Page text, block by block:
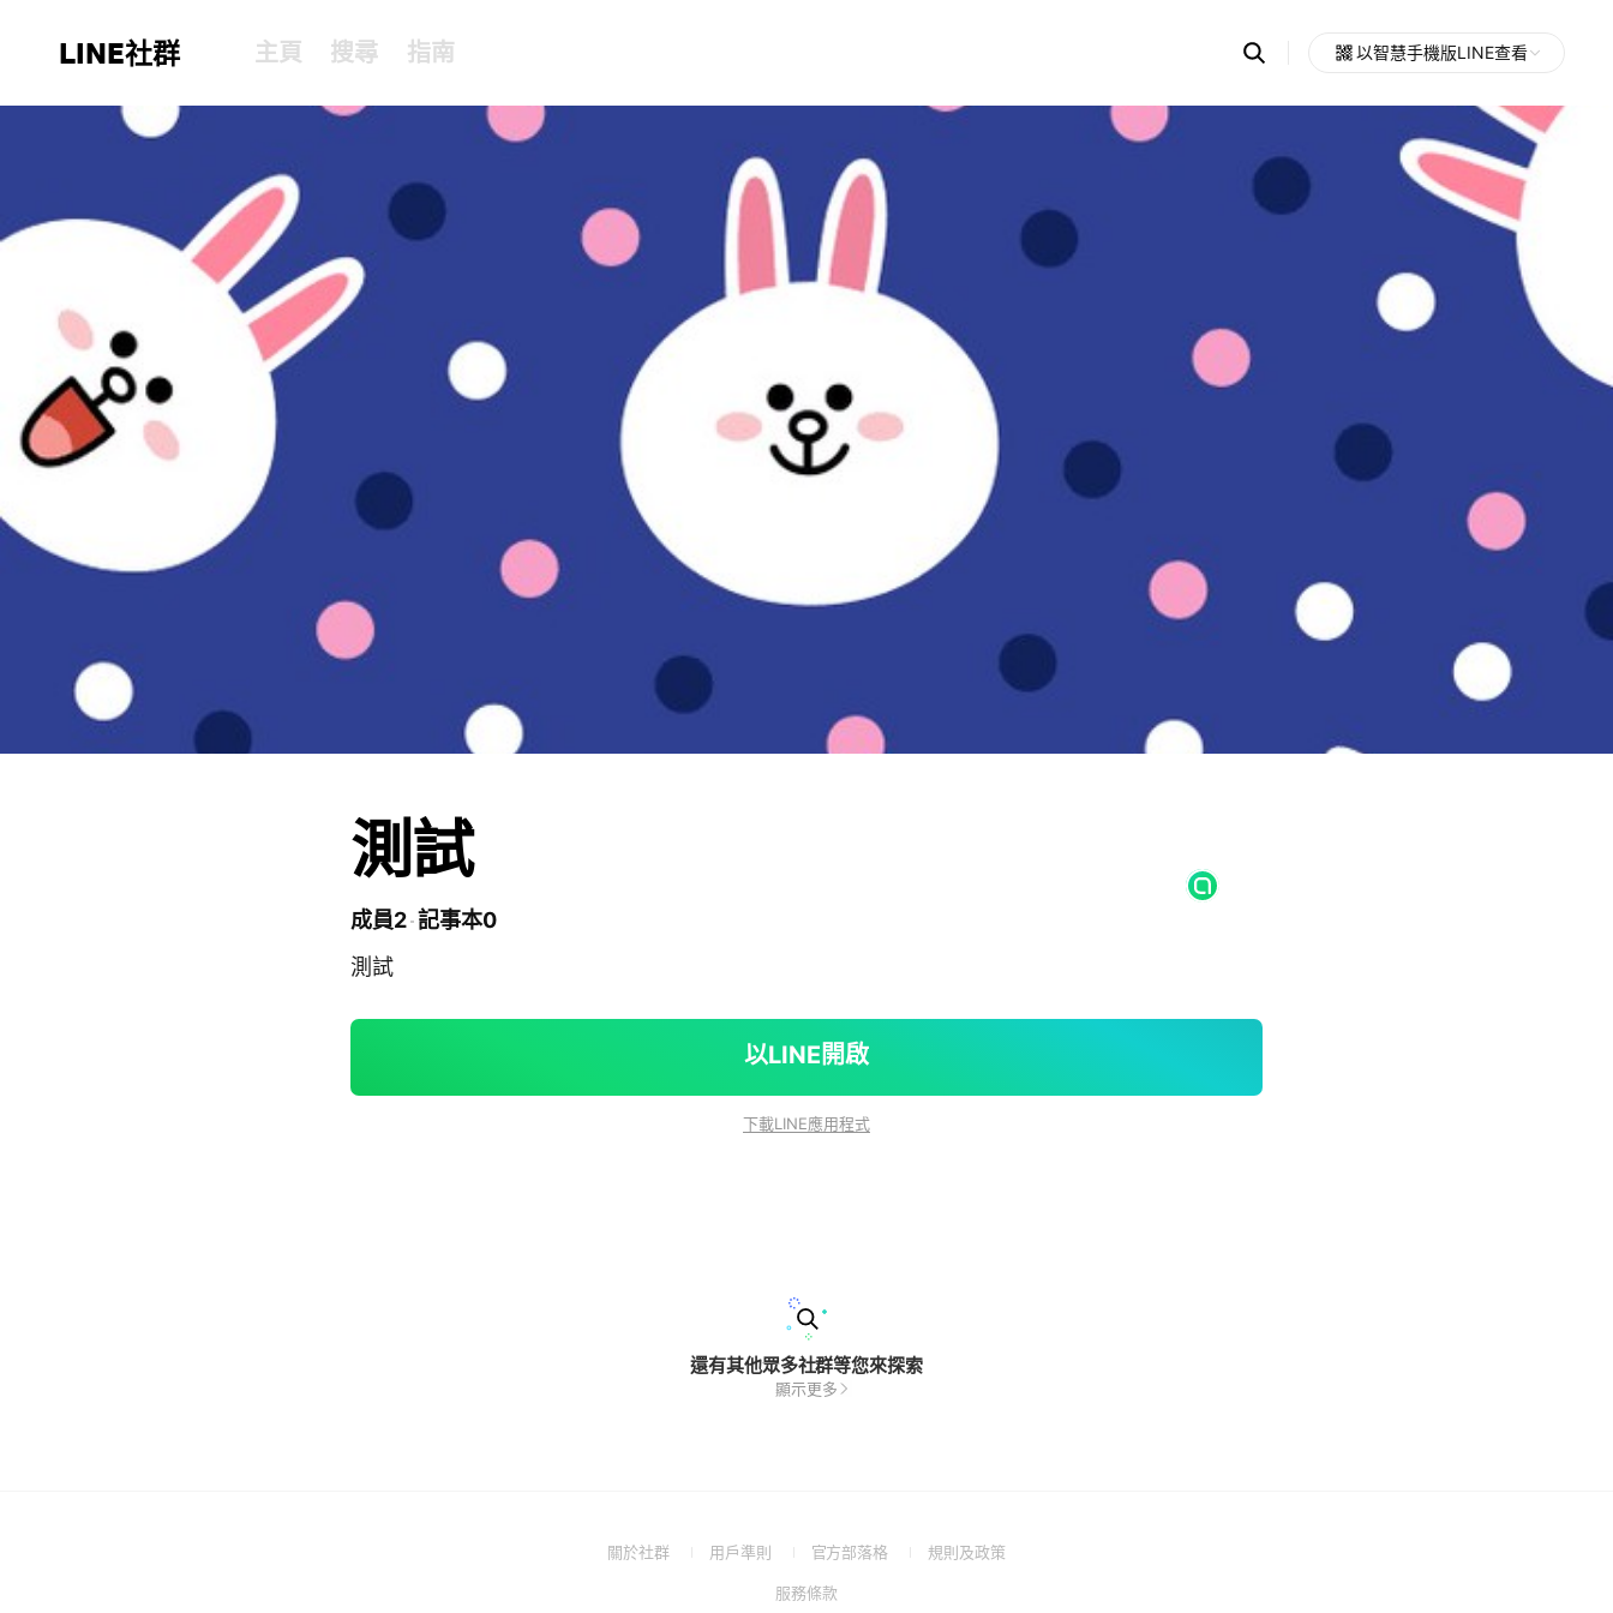
LINE社群 主頁 搜尋 指南 Search
OpenChats
messages
search
以智慧手機版LINE查看
測試
成員2 記事本0
測試
以LINE開啟
下載LINE應用程式
還有其他眾多社群等您來探索
顯示更多
關於社群
(Open用戶準則
(Open
a
官方部落格
(Open規則及政策(Open
服務條款(Open